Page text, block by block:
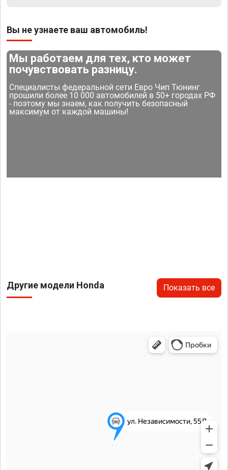
Вы не узнаете ваш автомобиль!
Мы работаем для тех, кто может
почувствовать разницу.
Специалисты федеральной сети Евро Чип Тюнинг
прошили более 10 000 автомобилей в 50+ городах РФ
- поэтому мы знаем, как получить безопасный
максимум от каждой машины!
Другие модели Honda Показать все